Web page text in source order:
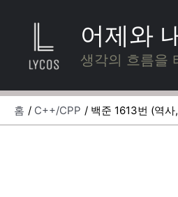
너
기
어제와
생각의 흐름을
홈 C++/CPP 백준 1613번 (역